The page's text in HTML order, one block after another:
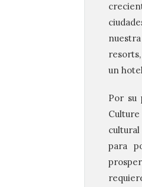
un
Por su
para